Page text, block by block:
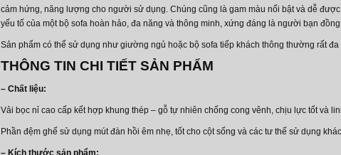
cảm hứng, năng lượng cho người sử dụng. Chúng cũng là gam màu nổi bật và dễ
yếu tố của một bộ sofa hoàn hảo, đa năng và thông minh, xứng đáng là người bạn
Sản phẩm có thể sử dụng như giường ngủ hoặc bộ sofa tiếp khách thông thường rất
THÔNG TIN CHI TIẾT SẢN PHẨM
– Chất liệu:
Vải bọc nỉ cao cấp kết hợp khung thép – gỗ tự nhiên chống cong vênh, chịu lực tốt và
Phần đệm ghế sử dụng mút đàn hồi êm nhẹ, tốt cho cột sống và các tư thế sử dụng
– Kích thước sản phẩm: